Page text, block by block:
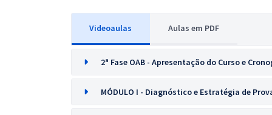
Videoaulas Aulas em PDF
2ª Fase OAB - Apresentação do Curso e
MÓDULO I - Diagnóstico e Estratégia de